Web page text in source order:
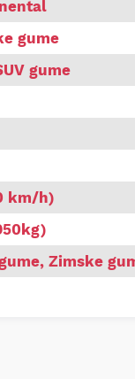
gume
gume
km/h)
, Zimske